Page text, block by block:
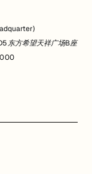
东方希望天祥广场B座